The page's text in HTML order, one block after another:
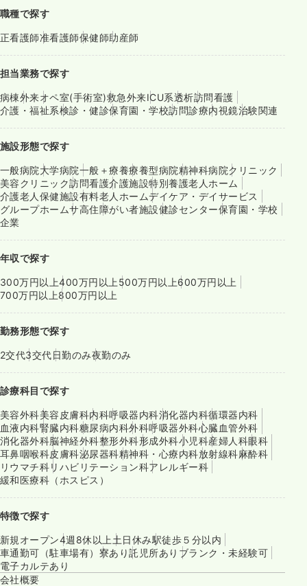
職種で探す
正看護師准看護師保健師助産師
担当業務で探す
病棟外来オペ室(手術室)救急外来ICU系透析訪問看護
介護・福祉系検診・健診保育園・学校訪問診療内視鏡治験関連
施設形態で探す
一般病院大学病院一般＋療養療養型病院精神科病院クリニック
美容クリニック訪問看護介護施設特別養護老人ホーム
介護老人保健施設有料老人ホームデイケア・デイサービス
グループホームサ高住障がい者施設健診センター保育園・学校
企業
年収で探す
300万円以上400万円以上 500万円以上600万円以上
700万円以上800万円以上
勤務形態で探す
2交代3交代日勤のみ夜勤のみ
診療科目で探す
美容外科美容皮膚科内科呼吸器内科消化器内科循環器内科
血液内科腎臓内科糖尿病内科外科呼吸器外科心臓血管外科
消化器外科脳神経外科整形外科形成外科小児科産婦人科眼科
耳鼻咽喉科皮膚科泌尿器科精神科・心療内科放射線科麻酔科
リウマチ科リハビリテーション科アレルギー科
緩和医療科（ホスピス）
特徴で探す
新規オープン4週8休以上 土日休み駅徒歩５分以内
車通勤可（駐車場有） 寮あり託児所あり ブランク・未経験可
電子カルテあり
会社概要